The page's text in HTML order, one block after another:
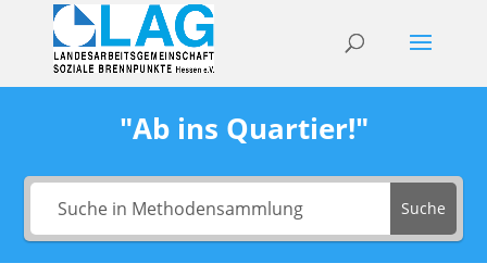
"Ab ins Quartier!"
Suche